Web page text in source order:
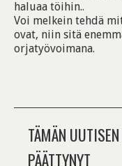
haluaa töihin..
Voi melkein tehdä
ovat, niin sitä
orjatyövoimana.
TÄMÄN
PÄÄTTYNYT